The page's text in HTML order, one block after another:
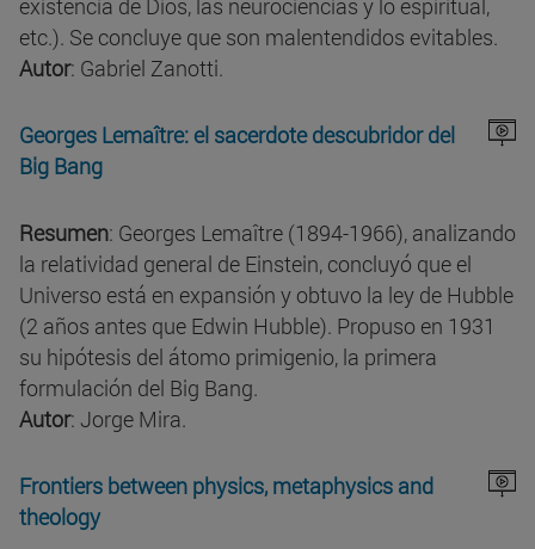
existencia de Dios, las neurociencias y lo espiritual,
etc.). Se concluye que son malentendidos evitables.
Autor: Gabriel Zanotti.
Georges Lemaître: el sacerdote descubridor del
Big Bang
Resumen: Georges Lemaître (1894-1966), analizando
la relatividad general de Einstein, concluyó que el
Universo está en expansión y obtuvo la ley de Hubble
(2 años antes que Edwin Hubble). Propuso en 1931
su hipótesis del átomo primigenio, la primera
formulación del Big Bang.
Autor: Jorge Mira.
Frontiers between physics, metaphysics and
theology